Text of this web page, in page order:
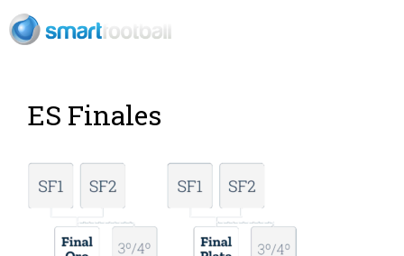
ES Finales